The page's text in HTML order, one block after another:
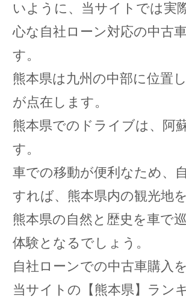
いように、当サイトでは実
心な自社ローン対応の中古
す。
熊本県は九州の中部に位置
が点在します。
熊本県でのドライブは、阿
す。
車での移動が便利なため、
すれば、熊本県内の観光地
熊本県の自然と歴史を車で
体験となるでしょう。
自社ローンでの中古車購入
当サイトの【熊本県】ラン